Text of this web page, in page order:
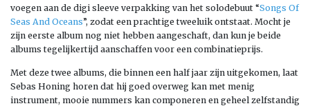
voegen aan de digi sleeve verpakking van het solodebuut “Songs Of
Seas And Oceans”, zodat een prachtige tweeluik ontstaat. Mocht je
zijn eerste album nog niet hebben aangeschaft, dan kun je beide
albums tegelijkertijd aanschaffen voor een combinatieprijs.
Met deze twee albums, die binnen een half jaar zijn uitgekomen, laat
Sebas Honing horen dat hij goed overweg kan met menig
instrument, mooie nummers kan componeren en geheel zelfstandig